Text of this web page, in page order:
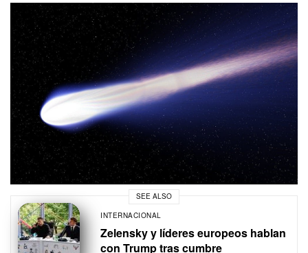
SEE ALSO
INTERNACIONAL
Zelensky y líderes europeos hablan
con Trump tras cumbre